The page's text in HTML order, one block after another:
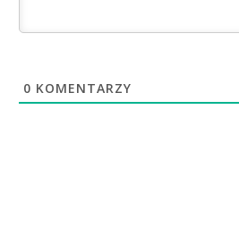
0 KOMENTARZY